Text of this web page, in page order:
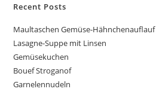
Recent Posts
Maultaschen Gemüse-Hähnchenauflauf
Lasagne-Suppe mit Linsen
Gemüsekuchen
Bouef Stroganof
Garnelennudeln